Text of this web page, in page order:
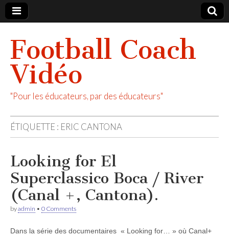
Football Coach
Vidéo
"Pour les éducateurs, par des éducateurs"
ÉTIQUETTE : ERIC CANTONA
Looking for El
Superclassico Boca / River
(Canal +, Cantona).
byadmin • 0 Comments
Dans la série des documentaires « Looking for… » où Canal+